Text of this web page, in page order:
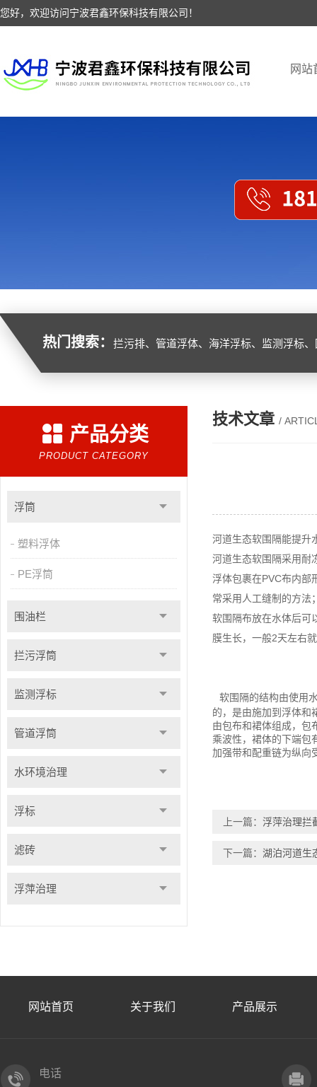
您好，欢迎访问宁波君鑫环保科技有限公司！
网站
热门搜索： 拦污排、管道浮体、海洋浮标、监测浮标
产品分类
PRODUCT CATEGORY
浮筒
塑料浮体
PE浮筒
围油栏
拦污浮筒
监测浮标
管道浮筒
水环境治理
浮标
滤砖
浮萍治理
技术文章 /
河道生态软围隔能提升
河道生态软围隔采用耐
浮体包裹在PVC布内部
常采用人工缝制的方法
软围隔布放在水体后可
膜生长，一般2天左右
软围隔的结构由使用
的，是由施加到浮体和
由包布和裙体组成，包
乘波性，裙体的下端包
加强带和配重链为纵向
上一篇： 浮萍治理拦
下一篇： 湖泊河道生
网站首页 关于我们 产品展示
电话